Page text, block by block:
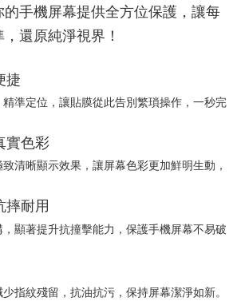
式進行付款，方視為交易完成。
下不需立刻繳費，但若您需要取消訂單，請聯絡
同意取消之訂單仍視為有效，需透過AFTEE先享
消欲退款等相關疑問，請聯繫「AFTEE先享後付
限公司提供之「AFTEE先享後付」服務完成之交
內提供個人資料，並將交易相關給付款項請求債
公司。
，請瀏覽以下網址：
徵得法定代理人或監護人之同意方可使用
經同意申辦者引起之損失，本公司不負相關責
；若仍有額度不足之情形，本公司將視審查結果
或使用他人資訊註冊。若發現惡意使用之情形，
含以上)免運費
含以上)免運費
手機屏幕提供全方位保護，讓每
還原純淨視界！
捷
準定位，讓貼膜從此告別繁瑣操作，一秒完
實色彩
清晰顯示效果，讓屏幕色彩更加鮮明生動，
摔耐用
顯著提升抗撞擊能力，保護手機屏幕不易破
指紋殘留，抗油抗污，保持屏幕潔淨如新。